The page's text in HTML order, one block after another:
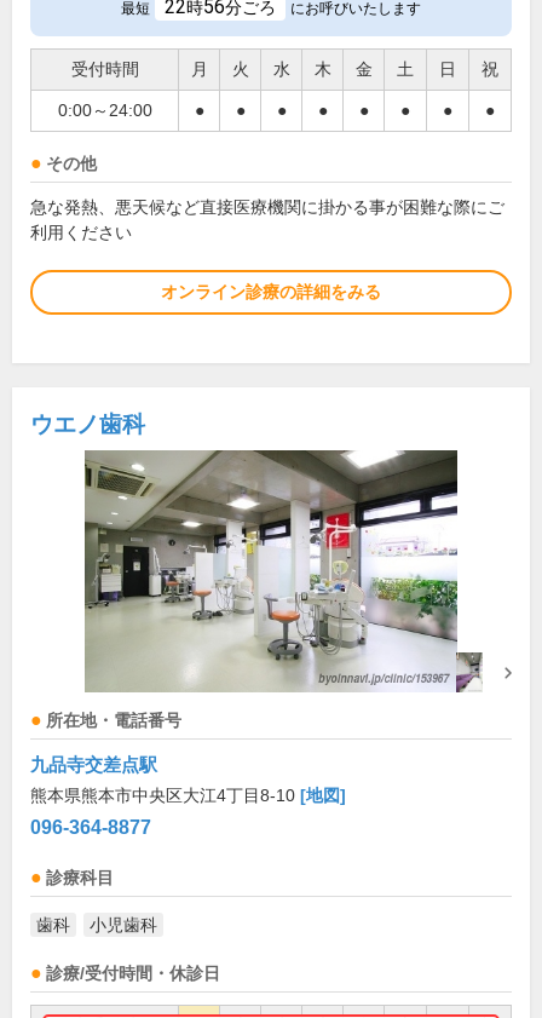
最短 22時56分ごろ にお呼びいたします
受付時間 月 火 水 木 金 土 日 祝
0:00～24:00 ● ● ● ● ● ● ● ●
その他
急な発熱、悪天候など直接医療機関に掛かる事が困難な際にご
利用ください
オンライン診療の詳細をみる
ウエノ歯科
所在地・電話番号
九品寺交差点駅
熊本県熊本市中央区大江4丁目8-10 [地図]
096-364-8877
診療科目
歯科 小児歯科
診療/受付時間・休診日